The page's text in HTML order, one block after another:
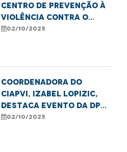
Centro de Prevenção à
Violência contra o
Idoso da DPE/MA, Isabel
pessoa idosa
02/10/2025
Coordenadora do
CIAPVI, Izabel Lopizic,
destaca evento da DPE
em alusão ao Dia da
02/10/2025